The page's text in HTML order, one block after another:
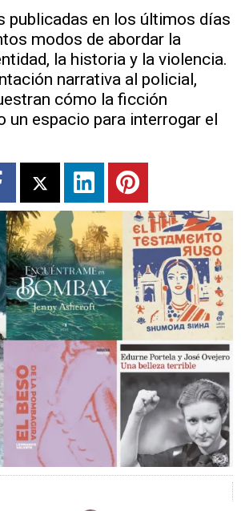
publicadas en los últimos días
modos de abordar la
la historia y la violencia.
narrativa al policial,
cómo la ficción
un espacio para interrogar el